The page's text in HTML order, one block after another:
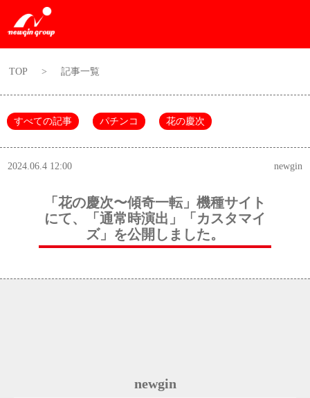
TOP > 記事一覧
すべての記事 パチンコ 花の慶次
2024.06.4 12:00 newgin
「花の慶次〜傾奇一転」機種サイト
にて、「通常時演出」「カスタマイ
ズ」を公開しました。
newgin